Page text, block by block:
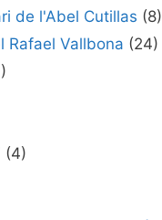
de l'Abel Cutillas (8)
Rafael Vallbona (24)
(4)